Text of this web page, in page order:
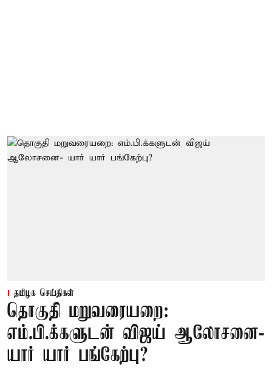
தமிழக செய்திகள்
தொகுதி மறுவரையறை:
எம்.பி.க்களுடன் விஜய் ஆலோசனை-
யார் யார் பங்கேற்பு?